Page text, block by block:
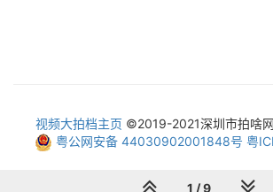
1 / 9
视频大拍档主页 ©2019-2021深圳市拍啥
粤公网安备 44030902001848号 粤